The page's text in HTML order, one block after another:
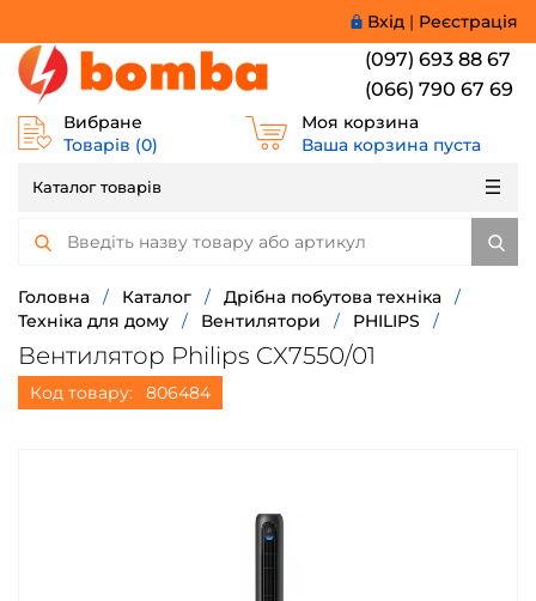
Вхід | Реєстрація
(097) 693 88 67
(066) 790 67 69
Вибране
Товарів (0)
Моя корзина
Ваша корзина пуста
Каталог товарів
Головна / Каталог / Дрібна побутова техніка
/
Техніка для дому
/ Вентилятори / PHILIPS /
Вентилятор Philips CX7550/01
Код товару: 806484